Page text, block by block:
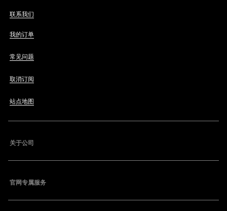
联系我们
我的订单
常见问题
取消订阅
站点地图
关于公司
官网专属服务